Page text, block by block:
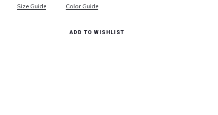
Size Guide Color Guide
ADD TO WISHLIST